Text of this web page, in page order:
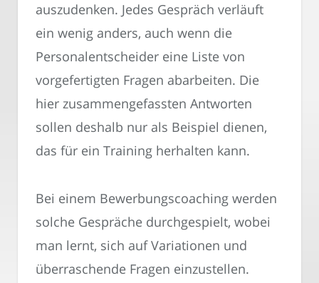
auszudenken. Jedes Gespräch verläuft
ein wenig anders, auch wenn die
Personalentscheider eine Liste von
vorgefertigten Fragen abarbeiten. Die
hier zusammengefassten Antworten
sollen deshalb nur als Beispiel dienen,
das für ein Training herhalten kann.
Bei einem Bewerbungscoaching werden
solche Gespräche durchgespielt, wobei
man lernt, sich auf Variationen und
überraschende Fragen einzustellen.